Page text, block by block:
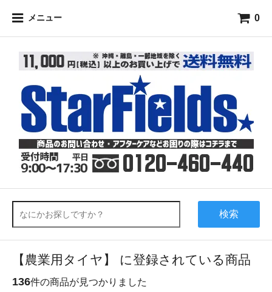
メニュー 0
検索
【農業用タイヤ】 に登録されている商品
136件の商品が見つかりました